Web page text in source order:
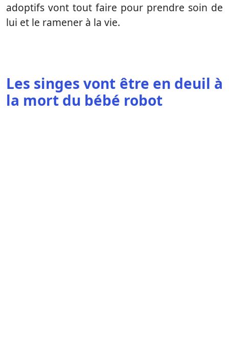
adoptifs vont tout faire pour prendre soin de
lui et le ramener à la vie.
Les singes vont être en deuil à
la mort du bébé robot